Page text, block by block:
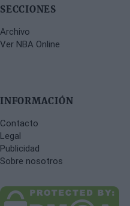
SECCIONES
Archivo
Ver NBA Online
INFORMACIÓN
Contacto
Legal
Publicidad
Sobre nosotros